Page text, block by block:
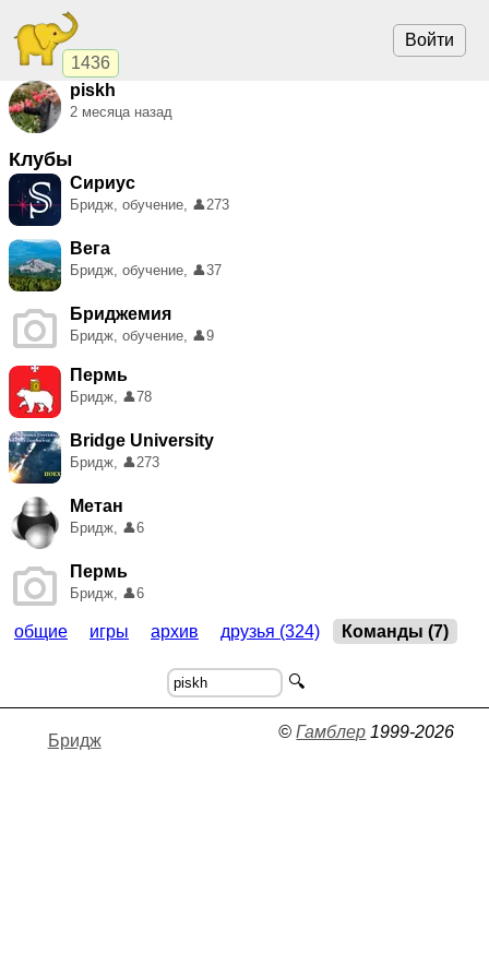
1436
Войти
piskh
2 месяца назад
Клубы
Сириус
Бридж, обучение, 👤273
Вега
Бридж, обучение, 👤37
Бриджемия
Бридж, обучение, 👤9
Пермь
Бридж, 👤78
Bridge University
Бридж, 👤273
Метан
Бридж, 👤6
Пермь
Бридж, 👤6
общие игры архив друзья (324) Команды (7)
🔍
Бридж ©Гамблер 1999-2026